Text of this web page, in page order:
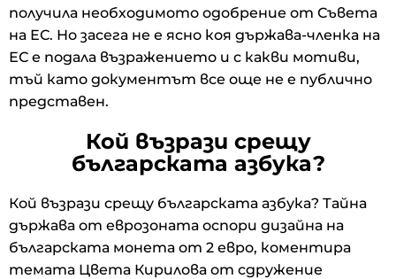
получила необходимото одобрение от Съвета
на ЕС. Но засега не е ясно коя държава-членка на
ЕС е подала възражението и с какви мотиви,
тъй като документът все още не е публично
представен.
Кой възрази срещу
българската азбука?
Кой възрази срещу българската азбука? Тайна
държава от еврозоната оспори дизайна на
българската монета от 2 евро, коментира
темата Цвета Кирилова от сдружение